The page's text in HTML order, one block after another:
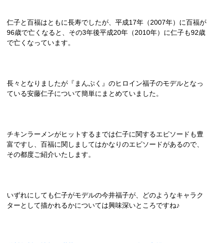
仁子と百福はともに長寿でしたが、平成17年（2007年）に百福が
96歳で亡くなると、その3年後平成20年（2010年）に仁子も92歳
で亡くなっています。
長々となりましたが『まんぷく』のヒロイン福子のモデルとなっ
ている安藤仁子について簡単にまとめていました。
チキンラーメンがヒットするまでは仁子に関するエピソードも豊
富ですし、百福に関しましてはかなりのエピソードがあるので、
その都度ご紹介いたします。
いずれにしても仁子がモデルの今井福子が、どのようなキャラク
ターとして描かれるかについては興味深いところですね♪